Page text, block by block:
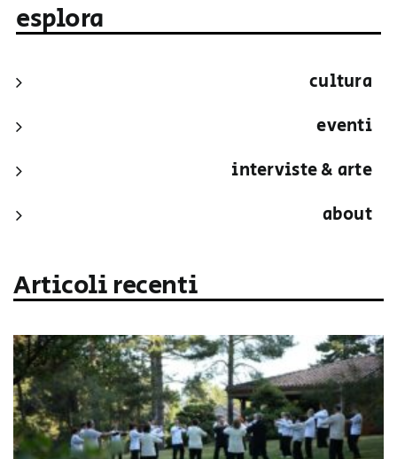
esplora
cultura
eventi
interviste & arte
about
Articoli recenti